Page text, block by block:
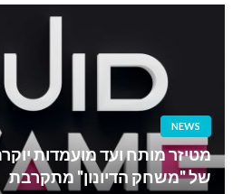
NEWS
מטיזר מותח ועד מועמדות
של "משחק הדיונון" מתקרבת